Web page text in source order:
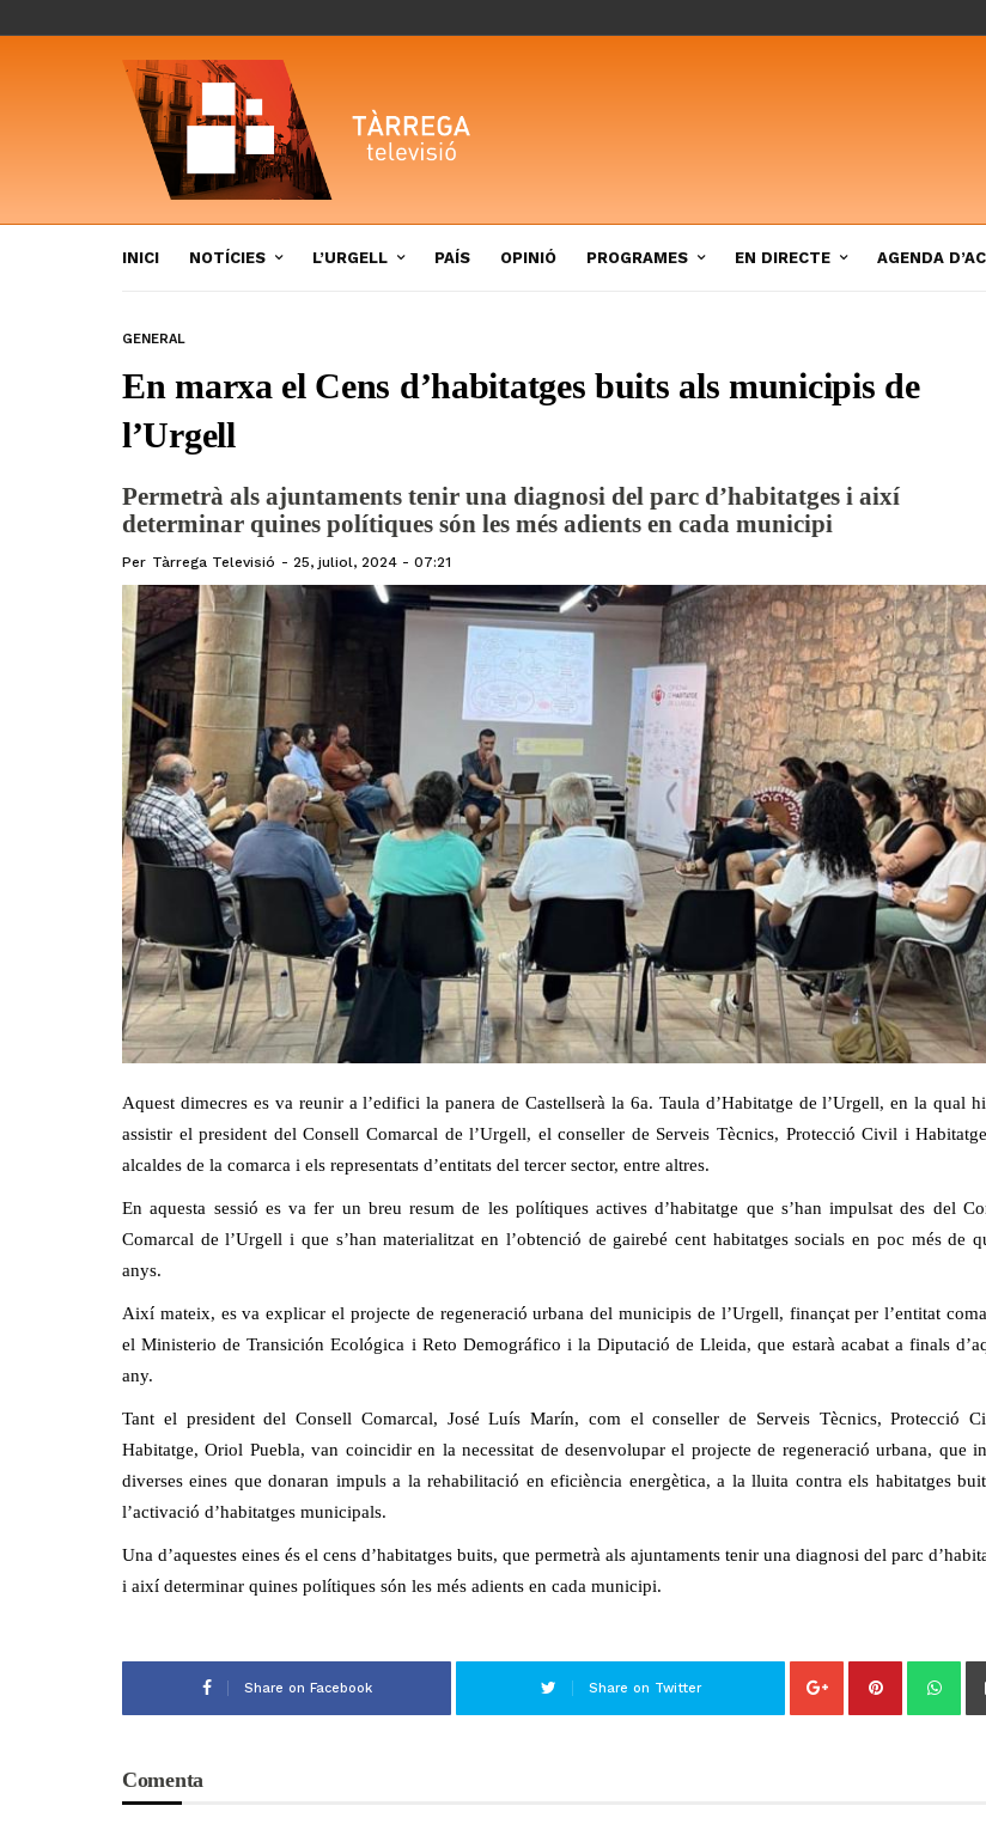
INICI NOTÍCIES L’URGELL PAÍS OPINIÓ PROGRAMES EN DIRECTE AGENDA
GENERAL
En marxa el Cens d’habitatges buits als municipis de
l’Urgell
Permetrà als ajuntaments tenir una diagnosi del parc d’habitatges i així
determinar quines polítiques són les més adients en cada municipi
Per Tàrrega Televisió 25, juliol, 2024 - 07:21
Aquest dimecres es va reunir a l’edifici la panera de Castellserà la 6a. Taula d’Habitatge de l’Urgell, en la qual
assistir el president del Consell Comarcal de l’Urgell, el conseller de Serveis Tècnics, Protecció Civil i
alcaldes de la comarca i els representats d’entitats del tercer sector, entre altres.
En aquesta sessió es va fer un breu resum de les polítiques actives d’habitatge que s’han impulsat des del
Comarcal de l’Urgell i que s’han materialitzat en l’obtenció de gairebé cent habitatges socials en poc més de
anys.
Així mateix, es va explicar el projecte de regeneració urbana del municipis de l’Urgell, finançat per l’entitat
el Ministerio de Transición Ecológica i Reto Demográfico i la Diputació de Lleida, que estarà acabat a finals
any.
Tant el president del Consell Comarcal, José Luís Marín, com el conseller de Serveis Tècnics, Protecció
Habitatge, Oriol Puebla, van coincidir en la necessitat de desenvolupar el projecte de regeneració urbana, que
diverses eines que donaran impuls a la rehabilitació en eficiència energètica, a la lluita contra els habitatges
l’activació d’habitatges municipals.
Una d’aquestes eines és el cens d’habitatges buits, que permetrà als ajuntaments tenir una diagnosi del parc
i així determinar quines polítiques són les més adients en cada municipi.
Share on Facebook Share on Twitter
Comenta